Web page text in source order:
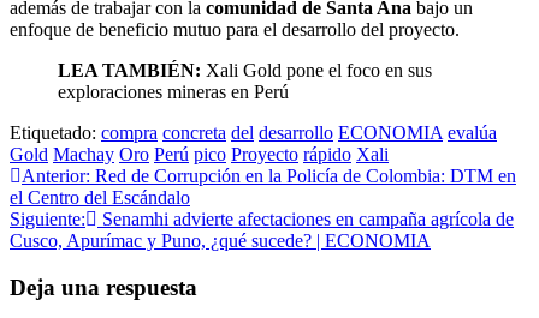
además de trabajar con la comunidad de Santa Ana bajo un
enfoque de beneficio mutuo para el desarrollo del proyecto.
LEA TAMBIÉN: Xali Gold pone el foco en sus
exploraciones mineras en Perú
Etiquetado: compra concreta del desarrollo ECONOMIA evalúa
Gold Machay Oro Perú pico Proyecto rápido Xali
Navegación
de
entradas
Anterior: Red de Corrupción en la Policía de Colombia: DTM en
el Centro del Escándalo
Siguiente:
Senamhi advierte afectaciones en campaña agrícola de
Cusco, Apurímac y Puno, ¿qué sucede? | ECONOMIA
Deja una respuesta